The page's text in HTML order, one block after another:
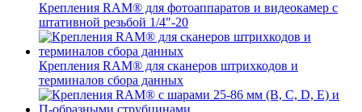
Крепления RAM® для фотоаппаратов и видеокамер с
штативной резьбой 1/4"-20
Крепления RAM® для сканеров штрихкодов и
терминалов сбора данных